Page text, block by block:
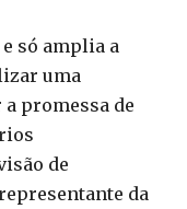
só amplia a
uma
promessa de
de
da